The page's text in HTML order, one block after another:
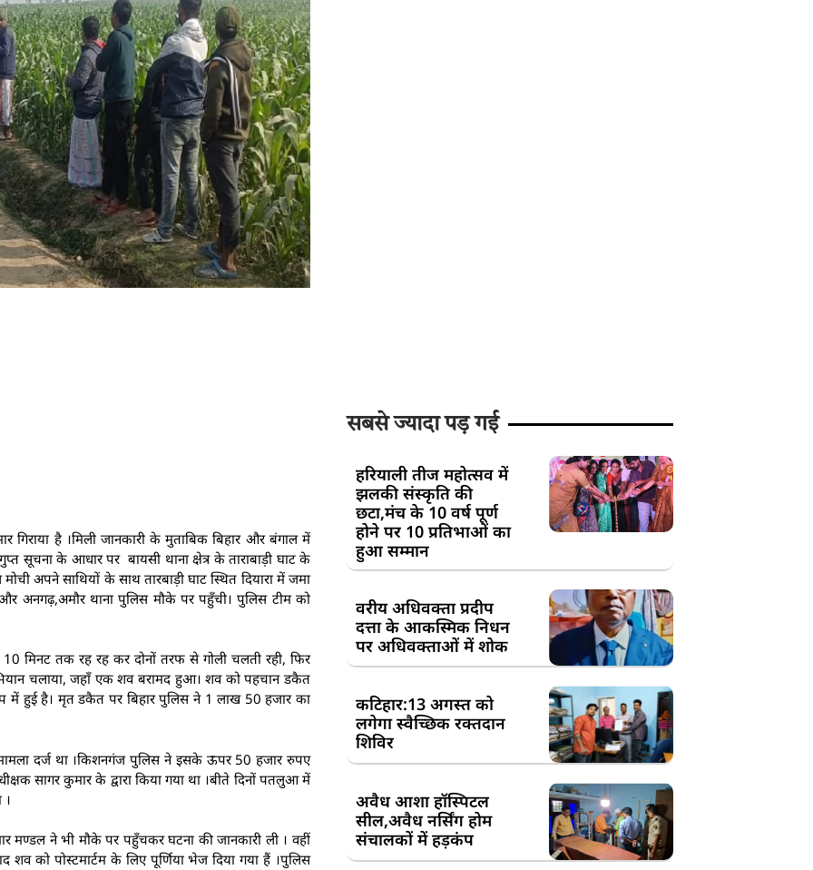
है ।मिली जानकारी के मुताबिक बिहार और बंगाल में
सूचना के आधार पर बायसी थाना क्षेत्र के ताराबाड़ी घाट के
अपने साथियों के साथ तारबाड़ी घाट स्थित दियारा में जमा
अनगढ़,अमौर थाना पुलिस मौके पर पहुँची। पुलिस टीम को
मिनट तक रह रह कर दोनों तरफ से गोली चलती रही, फिर
चलाया, जहाँ एक शव बरामद हुआ। शव को पहचान डकैत
में हुई है। मृत डकैत पर बिहार पुलिस ने 1 लाख 50 हजार का
दर्ज था ।किशनगंज पुलिस ने इसके ऊपर 50 हजार रुपए
सागर कुमार के द्वारा किया गया था ।बीते दिनों पतलुआ में
।
मण्डल ने भी मौके पर पहुँचकर घटना की जानकारी ली । वहीं
को पोस्टमार्टम के लिए पूर्णिया भेज दिया गया हैं ।पुलिस
सबसे ज्यादा पड़ गई
हरियाली तीज महोत्सव में
झलकी संस्कृति की
छटा,मंच के 10 वर्ष पूर्ण
होने पर 10 प्रतिभाओं का
हुआ सम्मान
वरीय अधिवक्ता प्रदीप
दत्ता के आकस्मिक निधन
पर अधिवक्ताओं में शोक
कटिहार:13 अगस्त को
लगेगा स्वैच्छिक रक्तदान
शिविर
अवैध आशा हॉस्पिटल
सील,अवैध नर्सिंग होम
संचालकों में हड़कंप